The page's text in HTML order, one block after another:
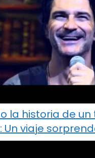
la historia de un
Un viaje